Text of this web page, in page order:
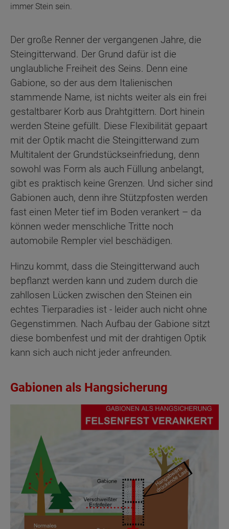
immer Stein sein.
Der große Renner der vergangenen Jahre, die
Steingitterwand. Der Grund dafür ist die
unglaubliche Freiheit des Seins. Denn eine
Gabione, so der aus dem Italienischen
stammende Name, ist nichts weiter als ein frei
gestaltbarer Korb aus Drahtgittern. Dort hinein
werden Steine gefüllt. Diese Flexibilität gepaart
mit der Optik macht die Steingitterwand zum
Multitalent der Grundstückseinfriedung, denn
sowohl was Form als auch Füllung anbelangt,
gibt es praktisch keine Grenzen. Und sicher sind
Gabionen auch, denn ihre Stützpfosten werden
fast einen Meter tief im Boden verankert – da
können weder menschliche Tritte noch
automobile Rempler viel beschädigen.
Hinzu kommt, dass die Steingitterwand auch
bepflanzt werden kann und zudem durch die
zahllosen Lücken zwischen den Steinen ein
echtes Tierparadies ist - leider auch nicht ohne
Gegenstimmen. Nach Aufbau der Gabione sitzt
diese bombenfest und mit der drahtigen Optik
kann sich auch nicht jeder anfreunden.
Gabionen als Hangsicherung